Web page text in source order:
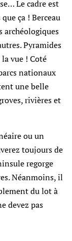
Le cadre est
ça ! Berceau
archéologiques
Pyramides
vue ! Coté
nationaux
une belle
rivières et
ou un
toujours de
regorge
Néanmoins, il
du lot à
devez pas